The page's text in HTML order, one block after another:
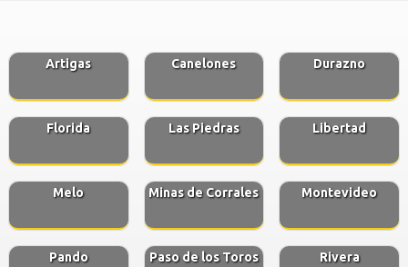
Artigas Canelones Durazno
Florida Las Piedras Libertad
Melo Minas de Corrales Montevideo
Pando Paso de los Toros Rivera